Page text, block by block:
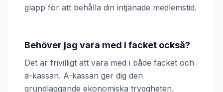
glapp för att behålla din intjänade medlemstid.
Behöver jag vara med i facket också?
Det är frivilligt att vara med i både facket och
a-kassan. A-kassan ger dig den
grundläggande ekonomiska tryggheten,